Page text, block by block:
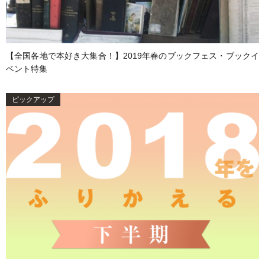
【全国各地で本好き大集合！】2019年春のブックフェス・ブックイ
ベント特集
ピックアップ